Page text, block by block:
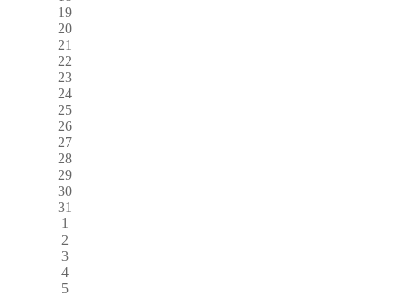
19
20
21
22
23
24
25
26
27
28
29
30
31
1
2
3
4
5